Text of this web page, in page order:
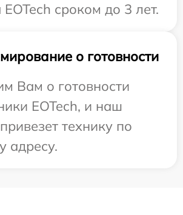
EOTech сроком до 3 лет.
о готовности
Вам о готовности
EOTech, и наш
технику по
адресу.